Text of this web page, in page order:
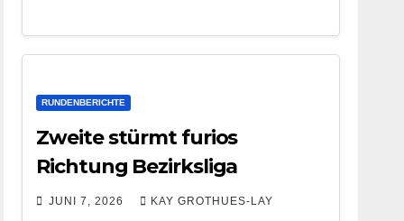
RUNDENBERICHTE
Zweite stürmt furios
Richtung Bezirksliga
JUNI 7, 2026 KAY GROTHUES-LAY